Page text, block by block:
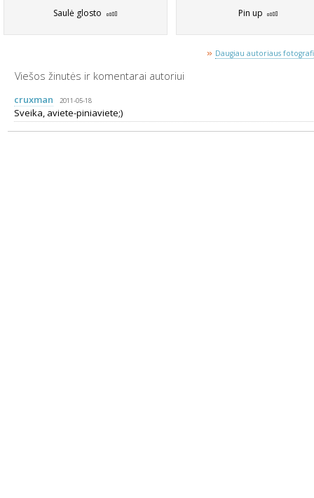
Saulė glosto Pin up
» Daugiau autoriaus
Viešos žinutės ir komentarai autoriui
cruxman 2011-05-18
Sveika, aviete-piniaviete;)